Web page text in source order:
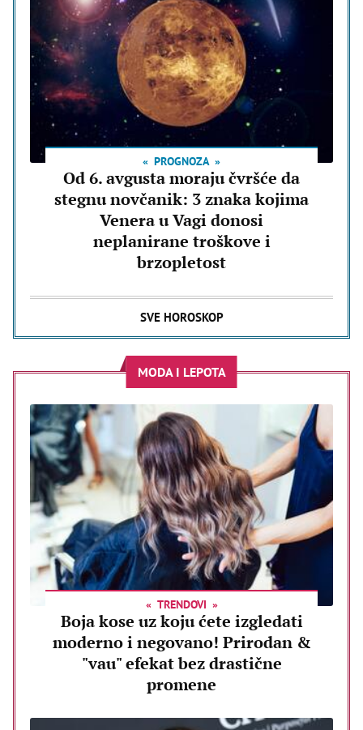
PROGNOZA
Od 6. avgusta moraju čvršće da
stegnu novčanik: 3 znaka kojima
Venera u Vagi donosi
neplanirane troškove i
brzopletost
SVE HOROSKOP
MODA I LEPOTA
TRENDOVI
Boja kose uz koju ćete izgledati
moderno i negovano! Prirodan &
"vau" efekat bez drastične
promene